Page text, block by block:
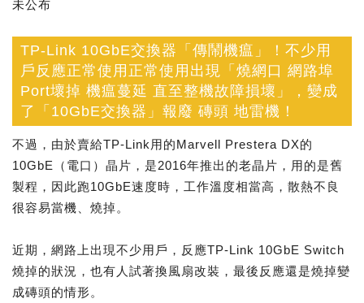
未公布
TP-Link 10GbE交換器「傳鬧機瘟」！不少用
戶反應正常使用正常使用出現「燒網口 網路埠
Port壞掉 機瘟蔓延 直至整機故障損壞」，變成
了「10GbE交換器」報廢 磚頭 地雷機！
不過，由於賣給TP-Link用的Marvell Prestera DX的
10GbE（電口）晶片，是2016年推出的老晶片，用的是舊
製程，因此跑10GbE速度時，工作溫度相當高，散熱不良
很容易當機、燒掉。
近期，網路上出現不少用戶，反應TP-Link 10GbE Switch
燒掉的狀況，也有人試著換風扇改裝，最後反應還是燒掉變
成磚頭的情形。